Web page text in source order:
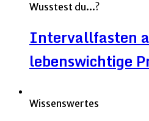
Wusstest du...?
Intervallfasten
lebenswichtige
Wissenswertes